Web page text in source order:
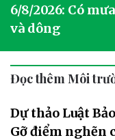
6/8/2026: Có
và dông
Đọc thêm Môi
Dự thảo Luật
Gỡ điểm nghẽn